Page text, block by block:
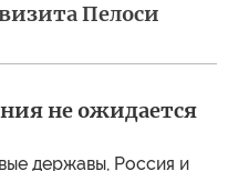
Пелоси
не ожидается
державы, Россия и